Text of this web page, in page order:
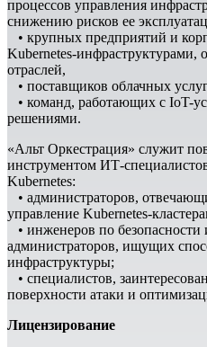
процессов управления
снижению рисков ее
• крупных предприятий и
Kubernetes-инфраструктурами,
отраслей,
• поставщиков облачных
• команд, работающих с IoT-
решениями.
«Альт Оркестрация» служит
инструментом ИТ-
Kubernetes:
• администраторов,
управление Kubernetes-
• инженеров по безопасности
администраторов, ищущих
инфраструктуры;
• специалистов,
поверхности атаки и
Лицензирование